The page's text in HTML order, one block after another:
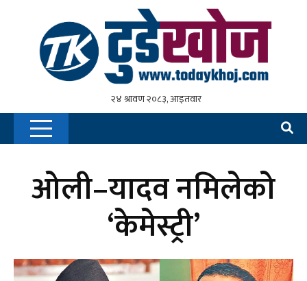
ओली–यादव नमिलेको
‘केमेस्ट्री’